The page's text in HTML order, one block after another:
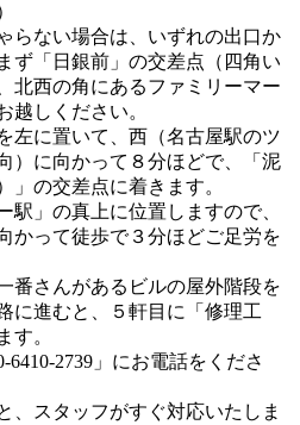
らない場合は、いずれの出口か
ず「日銀前」の交差点（四角い
北西の角にあるファミリーマー
越しください。
左に置いて、西（名古屋駅のツ
）に向かって８分ほどで、「泥
」の交差点に着きます。
駅」の真上に位置しますので、
かって徒歩で３分ほどご足労を
番さんがあるビルの屋外階段を
に進むと、５軒目に「修理工
す。
6410-2739」にお電話をくださ
、スタッフがすぐ対応いたしま